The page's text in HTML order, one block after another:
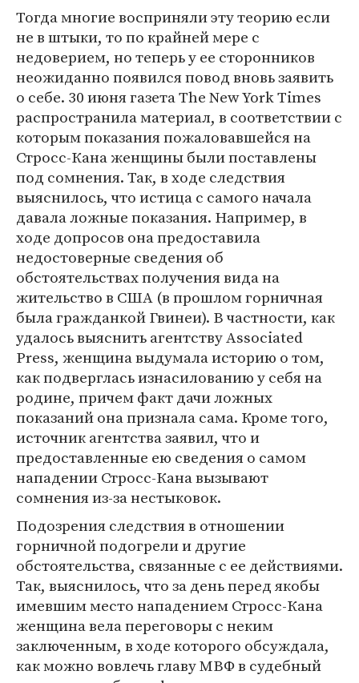
Тогда многие восприняли эту теорию если
не в штыки, то по крайней мере с
недоверием, но теперь у ее сторонников
неожиданно появился повод вновь заявить
о себе. 30 июня газета The New York Times
распространила материал, в соответствии с
которым показания пожаловавшейся на
Стросс-Кана женщины были поставлены
под сомнения. Так, в ходе следствия
выяснилось, что истица с самого начала
давала ложные показания. Например, в
ходе допросов она предоставила
недостоверные сведения об
обстоятельствах получения вида на
жительство в США (в прошлом горничная
была гражданкой Гвинеи). В частности, как
удалось выяснить агентству Associated
Press, женщина выдумала историю о том,
как подверглась изнасилованию у себя на
родине, причем факт дачи ложных
показаний она признала сама. Кроме того,
источник агентства заявил, что и
предоставленные ею сведения о самом
нападении Стросс-Кана вызывают
сомнения из-за нестыковок.
Подозрения следствия в отношении
горничной подогрели и другие
обстоятельства, связанные с ее действиями.
Так, выяснилось, что за день перед якобы
имевшим место нападением Стросс-Кана
женщина вела переговоры с неким
заключенным, в ходе которого обсуждала,
как можно вовлечь главу МВФ в судебный